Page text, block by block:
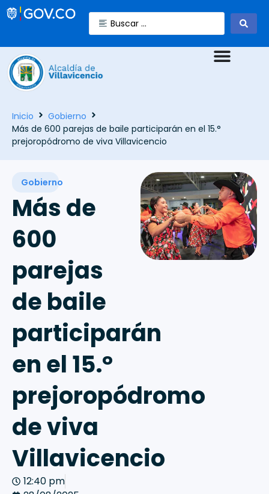
Inicio
Gobierno
Más de 600 parejas de baile participarán en el 15.°
prejoropódromo de viva Villavicencio
Gobierno
Más de
600
parejas
de baile
participarán
en el 15.°
prejoropódromo
de viva
Villavicencio
12:40 pm